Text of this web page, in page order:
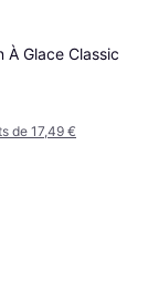
À Glace Classic
de 17,49 €